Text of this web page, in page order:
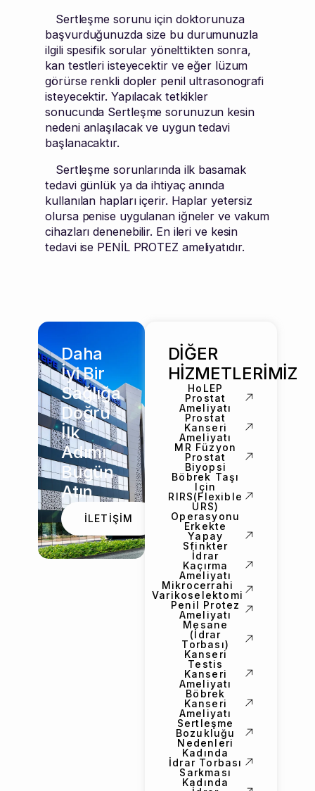
Sertleşme sorunu için doktorunuza
başvurduğunuzda size bu durumunuzla
ilgili spesifik sorular yönelttikten sonra,
kan testleri isteyecektir ve eğer lüzum
görürse renkli dopler penil ultrasonografi
isteyecektir. Yapılacak tetkikler
sonucunda Sertleşme sorunuzun kesin
nedeni anlaşılacak ve uygun tedavi
başlanacaktır.
Sertleşme sorunlarında ilk basamak
tedavi günlük ya da ihtiyaç anında
kullanılan hapları içerir. Haplar yetersiz
olursa penise uygulanan iğneler ve vakum
cihazları denenebilir. En ileri ve kesin
tedavi ise PENİL PROTEZ ameliyatıdır.
Daha
İyi Bir
Sağlığa
Doğru
İlk
Adımı
Bugün
Atın
İLETİŞİM
DİĞER
HİZMETLERİMİZ
HoLEP
Prostat
Ameliyatı
Prostat
Kanseri
Ameliyatı
MR Füzyon
Prostat
Biyopsi
Böbrek Taşı
Için
RIRS(Flexible
URS)
Operasyonu
Erkekte
Yapay
Sfinkter
İdrar
Kaçırma
Ameliyatı
Mikrocerrahi
Varikoselektomi
Penil Protez
Ameliyatı
Mesane
(İdrar
Torbası)
Kanseri
Testis
Kanseri
Ameliyatı
Böbrek
Kanseri
Ameliyatı
Sertleşme
Bozukluğu
Nedenleri
Kadında
İdrar Torbası
Sarkması
Kadında